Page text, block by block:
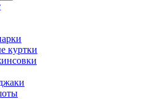
куртки